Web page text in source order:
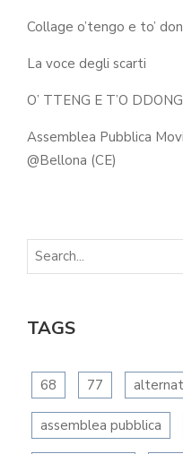
Collage o’tengo e to’
La voce degli scarti
O’ TTENG E T’O
Assemblea Pubblica
@Bellona (CE)
TAGS
68 77
assemblea pubblica